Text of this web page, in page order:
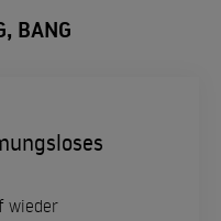
BANG
wieder